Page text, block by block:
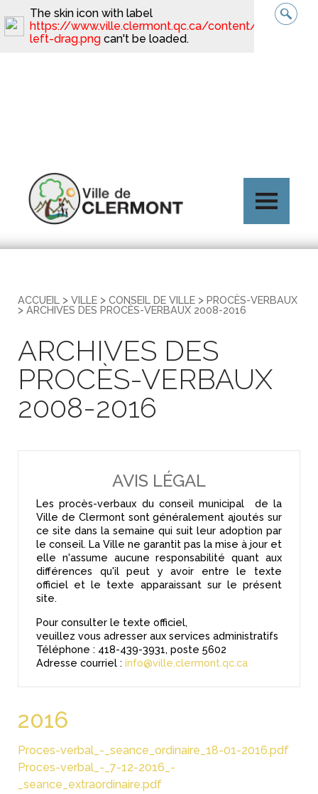
ACCUEIL > VILLE > CONSEIL DE VILLE > PROCÈS-VERBAUX
> ARCHIVES DES PROCÈS-VERBAUX 2008-2016
ARCHIVES DES
PROCÈS-VERBAUX
2008-2016
AVIS LÉGAL
Les procès-verbaux du conseil municipal de la
Ville de Clermont sont généralement ajoutés sur
ce site dans la semaine qui suit leur adoption par
le conseil. La Ville ne garantit pas la mise à jour et
elle n'assume aucune responsabilité quant aux
différences qu'il peut y avoir entre le texte
officiel et le texte apparaissant sur le présent
site.
Pour consulter le texte officiel,
veuillez vous adresser aux services administratifs
Téléphone : 418-439-3931, poste 5602
Adresse courriel : info@ville.clermont.qc.ca
2016
Proces-verbal_-_seance_ordinaire_18-01-2016.pdf
Proces-verbal_-_7-12-2016_-
_seance_extraordinaire.pdf
The skin icon with label
https://www.ville.clermont.qc.ca/content/
left-drag.png can't be loaded.